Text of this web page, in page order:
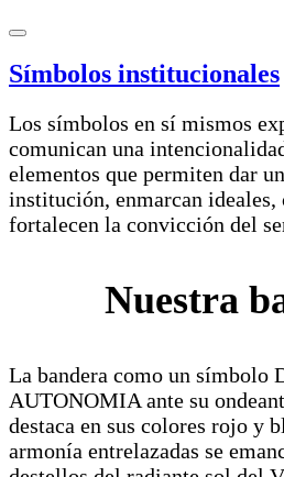
Símbolos institucionales
Los símbolos en sí mismos
comunican una
elementos que permiten dar
institución, enmarcan ideales,
fortalecen la convicción del
Nuestra
La bandera como un símbolo
AUTONOMIA ante su
destaca en sus colores rojo y
armonía entrelazadas se